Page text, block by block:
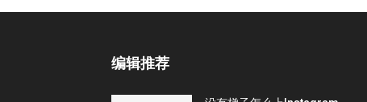
编辑推荐